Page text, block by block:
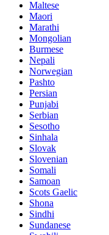
Maltese
Maori
Marathi
Mongolian
Burmese
Nepali
Norwegian
Pashto
Persian
Punjabi
Serbian
Sesotho
Sinhala
Slovak
Slovenian
Somali
Samoan
Scots Gaelic
Shona
Sindhi
Sundanese